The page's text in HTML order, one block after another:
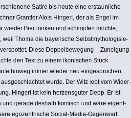
Satire bis heute eine erstaun­liche
Grantler Alois Hingerl, der als Engel im
wieder Bier trinken und schimpfen möchte,
weil Thoma die baye­ri­sche Selbst­my­tho­lo­gi­sie­
Diese Doppel­be­we­gung – Zuneigung
den Text zu einem ikoni­schen Stück
hinweg immer wieder neu einge­spro­chen,
wurde. Der Witz lebt vom Wider­
Hingerl ist kein herzens­guter Depp. Er ist
und gerade deshalb komisch und wäre eigent­
egozen­tri­sche Social-Media-Gegenwart.